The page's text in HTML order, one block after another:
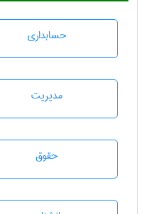
حسابداری
مديريت
حقوق